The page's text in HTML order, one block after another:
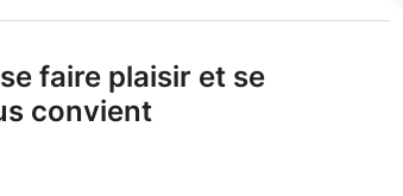
se faire plaisir et se
convient